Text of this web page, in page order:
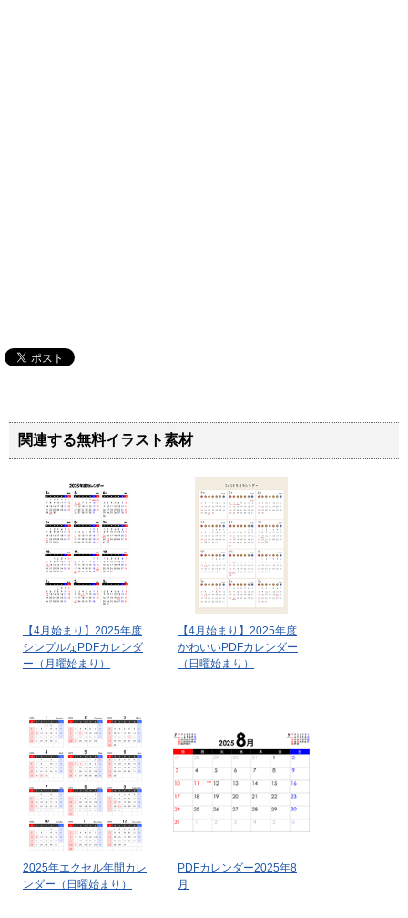
関連する無料イラスト素材
【4月始まり】2025年度
シンプルなPDFカレンダ
ー（月曜始まり）
【4月始まり】2025年度
かわいいPDFカレンダー
（日曜始まり）
2025年エクセル年間カレ
ンダー（日曜始まり）
PDFカレンダー2025年8
月